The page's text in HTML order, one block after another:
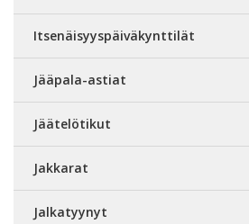
Itsenäisyyspäiväkynttilät
Jääpala-astiat
Jäätelötikut
Jakkarat
Jalkatyynyt